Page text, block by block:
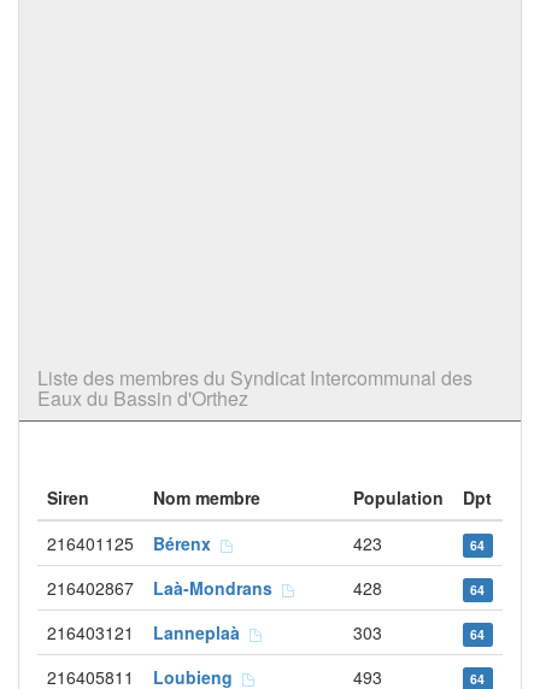
Liste des membres du Syndicat Intercommunal des
Eaux du Bassin d'Orthez
Siren Nom membre Population
Dpt
216401125
Bérenx 423 64
216402867 Laà-Mondrans 428 64
216403121 Lanneplaà 303 64
216405811 Loubieng 493 64